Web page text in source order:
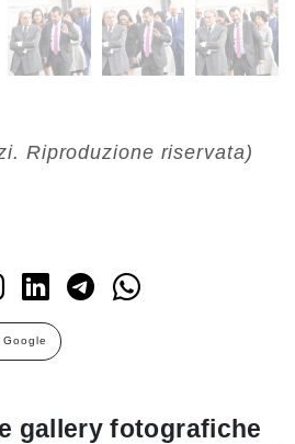
Riproduzione riservata)
gallery fotografiche